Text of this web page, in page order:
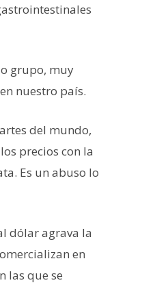
grupo, muy
nuestro país.
del mundo,
precios con la
Es un abuso lo
dólar agrava la
en
las que se